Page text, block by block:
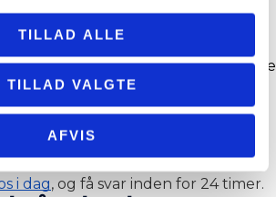
TILLAD ALLE
TILLAD VALGTE
AFVIS
tegninger og målinger.
er i byggeansøgningen, jo længere
at behandle den og give
dig byggetilladelsen.  Det kan også være en fordel at
i 3D ifm. ansøgningen.
og tid sparet med en erfaren
i dag, og få svar inden for 24 timer.